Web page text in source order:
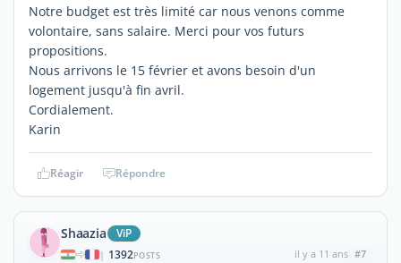
Notre budget est très limité car nous venons comme
volontaire, sans salaire. Merci pour vos futurs
propositions.
Nous arrivons le 15 février et avons besoin d'un
logement jusqu'à fin avril.
Cordialement.
Karin
Réagir Répondre
Shaazia ViP
| 1392POSTS il y a 11 ans #7